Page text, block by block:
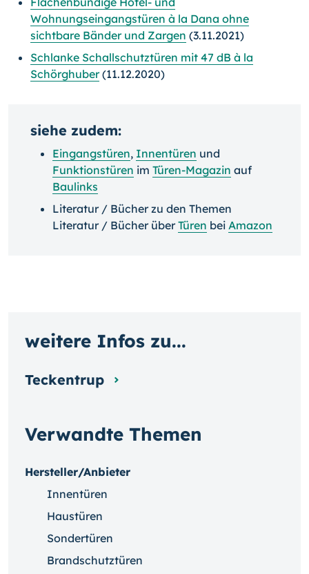
Wohnungseingangstüren à la Dana ohne
sichtbare Bänder und Zargen (3.11.2021)
Schlanke Schallschutztüren mit 47 dB à la
Schörghuber(11.12.2020)
siehe zudem:
Eingangstüren, Innentüren und
Funktionstüren im Türen-Magazin auf
Baulinks
Literatur / Bücher zu den Themen
Literatur / Bücher überTüren bei Amazon
Verwandte Themen
Hersteller/Anbieter
Innentüren
Haustüren
Sondertüren
Brandschutztüren
weitere Infos zu...
Teckentrup